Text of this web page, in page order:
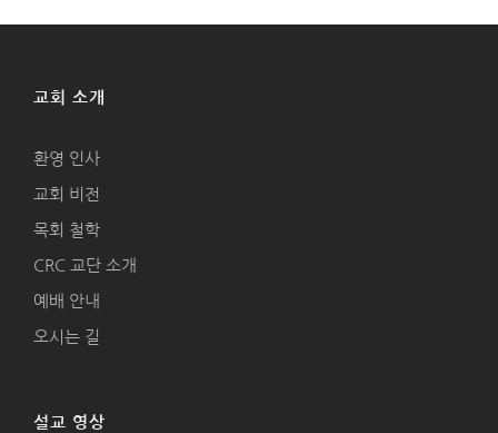
교회 소개
환영 인사
교회 비전
목회 철학
CRC 교단 소개
예배 안내
오시는 길
설교 영상